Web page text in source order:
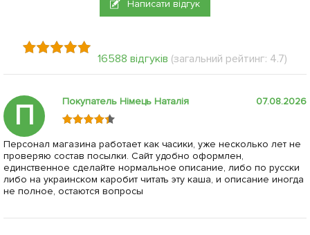
Написати відгук
16588 відгуків (загальний рейтинг: 4.7)
П Покупатель Німець Наталія 07.08.2026
Персонал магазина работает как часики, уже несколько лет не
проверяю состав посылки. Сайт удобно оформлен,
единственное сделайте нормальное описание, либо по русски
либо на украинском каробит читать эту каша, и описание иногда
не полное, остаются вопросы